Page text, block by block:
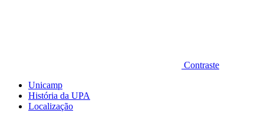
Contraste
Unicamp
História da UPA
Localização